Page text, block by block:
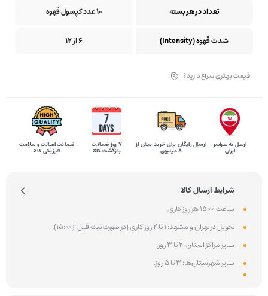
تعداد در هر بسته 10 عدد کپسول قهوه
شدت قهوه (Intensity) 6 از 12
قیمت بهتری سراغ دارید؟
ارسل به سراسر
ایران
ارسال رایگان برای خرید بیش از
8 میلیون
۷ روز ضمانت
بازگشت کالا
ضمانت اصالت و سلامت
فیزیکی کالا
شرایط ارسال کالا
ساعت 15:00 هر روز کاری.
تحویل در تهران و مشهد: 1 تا 2 روز کاری (در صورت ثبت قبل از 15:00).
سایر مراکز استان: 2 تا 3 روز.
سایر شهرستان‌ها: 3 تا 5 روز.